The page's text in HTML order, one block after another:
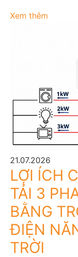
Xem thêm
21.07.2026
LỢI ÍCH
TẢI 3
BẰNG
ĐIỆN
TRỜI